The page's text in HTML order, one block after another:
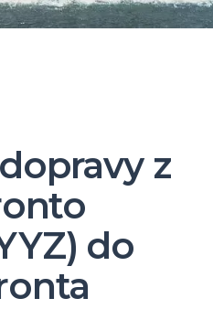
z
do